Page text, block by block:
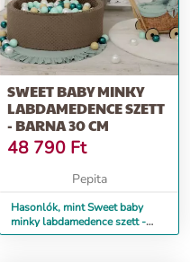
SWEET BABY MINKY
LABDAMEDENCE SZETT
- BARNA 30 CM
48 790 Ft
Pepita
Hasonlók, mint Sweet baby
minky labdamedence szett -
Barna 30 cm